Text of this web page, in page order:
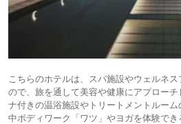
こちらのホテルは、スパ施設やウェルネ
ので、旅を通して美容や健康にアプロー
ナ付きの温浴施設やトリートメントルー
中ボディワーク「ワツ」やヨガを体験で